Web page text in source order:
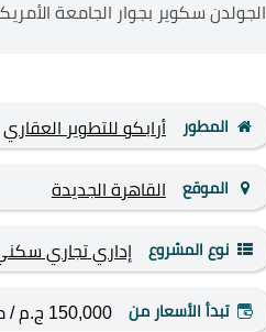
الجولدن سكوير بجوار الجامعة
المطور أرابكو للتطوير العقاري
الموقع القاهرة الجديدة
نوع المشروع إداريتجاري
تبدأ الأسعار من 150,000 ج.م /